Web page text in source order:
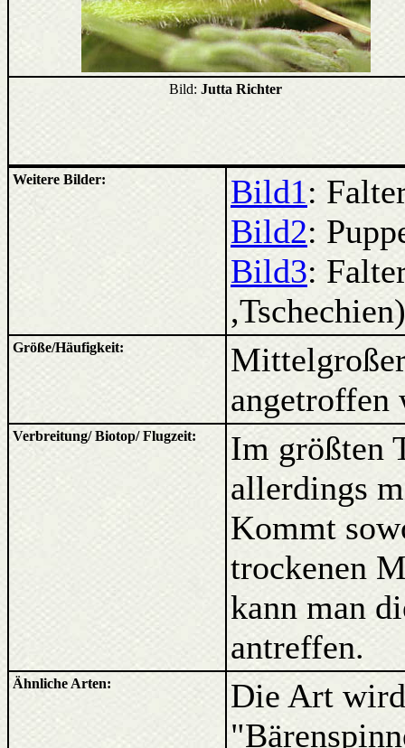
Bild: Jutta Richter
Weitere Bilder: Bild1:
Bild2:
Bild3:
,Tschechien)
Größe/Häufigkeit:
angetroffen
Verbreitung/ Biotop/ Flugzeit:
Im größten
allerdings
Kommt
trockenen
kann man
antreffen.
Ähnliche Arten:
Die Art